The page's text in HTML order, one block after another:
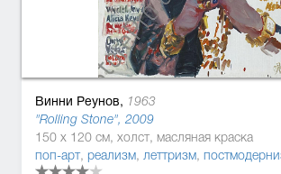
Винни Реунов, 1963
"Rolling Stone", 2009
150 x 120 см, холст, масляная краска
поп-арт, реализм, леттризм,